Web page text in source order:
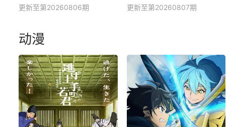
更新至第20260806期
更新至第20260807期
动漫